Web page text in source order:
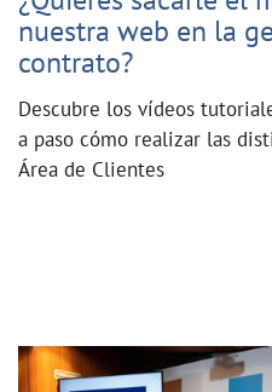
nuestra web en la
contrato?
Descubre los vídeos
a paso cómo realizar las
Área de Clientes